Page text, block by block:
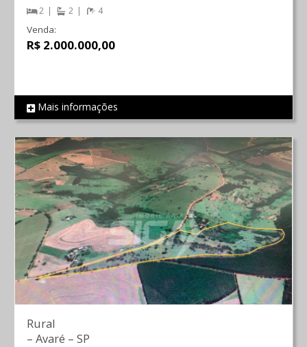
REF 1066
2 2 4
Venda:
R$ 2.000.000,00
Mais informações
Rural
– Avaré – SP